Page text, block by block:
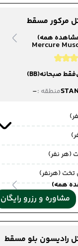
همه)
همه)
مرکور مسقط
Mercure
فقط صبحانه(BB)
منطقه :-
(هر نفر)
(هرنفر)
مشاوره و رزرو رایگان
رادیسون بلو مسقط